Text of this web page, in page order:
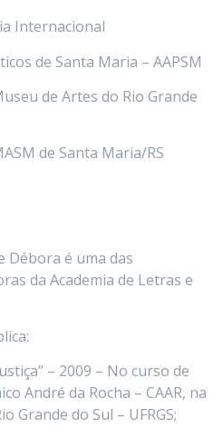
Internacional
de Santa Maria – AAPSM
de Artes do Rio Grande
de Santa Maria/RS
Débora é uma das
da Academia de Letras e
– 2009 – No curso de
André da Rocha – CAAR, na
Grande do Sul – UFRGS;